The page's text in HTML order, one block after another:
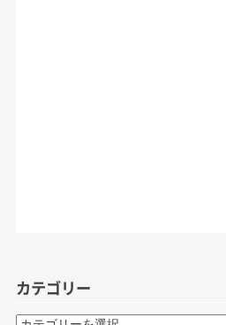
カテゴリー